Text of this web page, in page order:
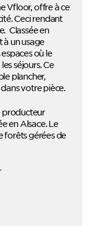
Vfloor, offre à ce
Ceci rendant
Classée en
à un usage
où le
séjours. Ce
plancher,
votre pièce.
producteur
en Alsace. Le
forêts gérées de